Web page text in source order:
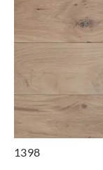
1398